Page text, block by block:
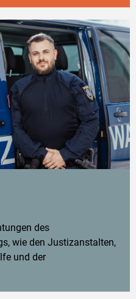
des
wie den Justizanstalten,
und der